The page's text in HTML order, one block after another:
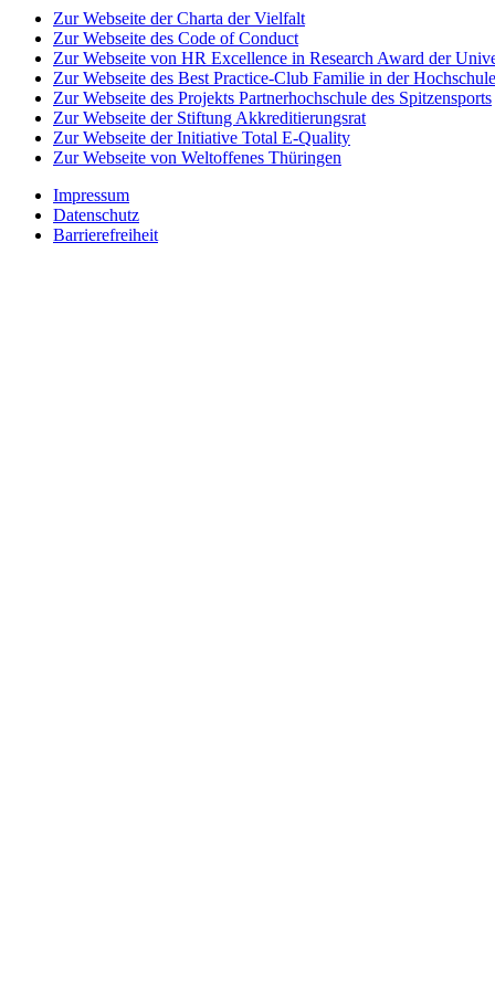
Zur Webseite der Charta der Vielfalt
Zur Webseite des Code of Conduct
Zur Webseite von HR Excellence in Research Award der
Zur Webseite des Best Practice-Club Familie in der Hochschule
Zur Webseite des Projekts Partnerhochschule des Spitzensports
Zur Webseite der Stiftung Akkreditierungsrat
Zur Webseite der Initiative Total E-Quality
Zur Webseite von Weltoffenes Thüringen
Impressum
Datenschutz
Barrierefreiheit